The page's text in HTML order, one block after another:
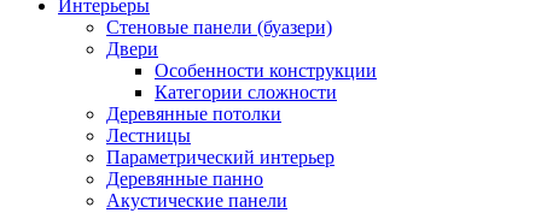
Интерьеры
Стеновые панели (буазери)
Двери
Особенности конструкции
Категории сложности
Деревянные потолки
Лестницы
Параметрический интерьер
Деревянные панно
Акустические панели